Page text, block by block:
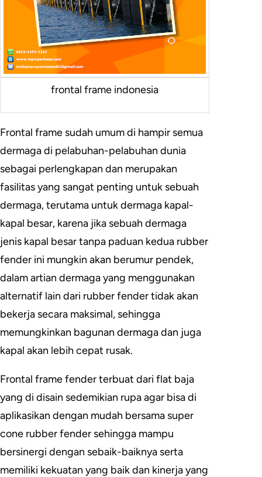
frontal frame indonesia
Frontal frame sudah umum di hampir semua
dermaga di pelabuhan-pelabuhan dunia
sebagai perlengkapan dan merupakan
fasilitas yang sangat penting untuk sebuah
dermaga, terutama untuk dermaga kapal-
kapal besar, karena jika sebuah dermaga
jenis kapal besar tanpa paduan kedua rubber
fender ini mungkin akan berumur pendek,
dalam artian dermaga yang menggunakan
alternatif lain dari rubber fender tidak akan
bekerja secara maksimal, sehingga
memungkinkan bagunan dermaga dan juga
kapal akan lebih cepat rusak.
Frontal frame fender terbuat dari flat baja
yang di disain sedemikian rupa agar bisa di
aplikasikan dengan mudah bersama super
cone rubber fender sehingga mampu
bersinergi dengan sebaik-baiknya serta
memiliki kekuatan yang baik dan kinerja yang